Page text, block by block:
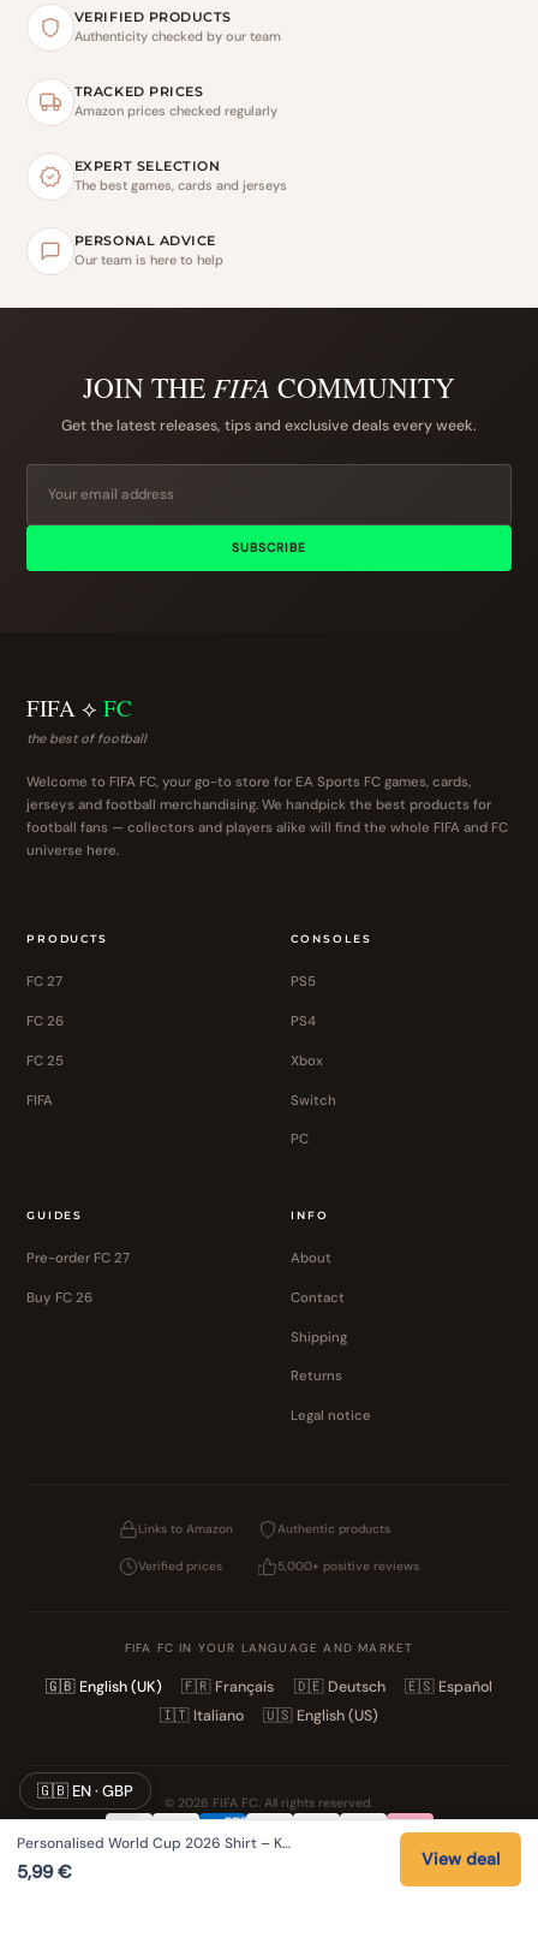
VERIFIED PRODUCTS
Authenticity checked by our team
TRACKED PRICES
Amazon prices checked regularly
EXPERT SELECTION
The best games, cards and jerseys
PERSONAL ADVICE
Our team is here to help
JOIN THE FIFA COMMUNITY
Get the latest releases, tips and exclusive deals every week.
SUBSCRIBE
FIFA ⟡ FC
the best of football
Welcome to FIFA FC, your go-to store for EA Sports FC games, cards,
jerseys and football merchandising. We handpick the best products for
football fans — collectors and players alike will find the whole FIFA and FC
universe here.
PRODUCTS
FC 27
FC 26
FC 25
FIFA
CONSOLES
PS5
PS4
Xbox
Switch
PC
GUIDES
Pre-order FC 27
Buy FC 26
INFO
About
Contact
Shipping
Returns
Legal notice
Links to Amazon Authentic products
Verified prices 5,000+ positive reviews
FIFA FC IN YOUR LANGUAGE AND MARKET
🇬🇧 English (UK) 🇫🇷 Français 🇩🇪 Deutsch 🇪🇸 Español
🇮🇹 Italiano 🇺🇸 English (US)
© 2026 FIFA FC. All rights reserved.
PrivacyTerms Cookies
Personalised World Cup 2026 Shirt – K…
5,99€
View deal
🇬🇧 EN · GBP